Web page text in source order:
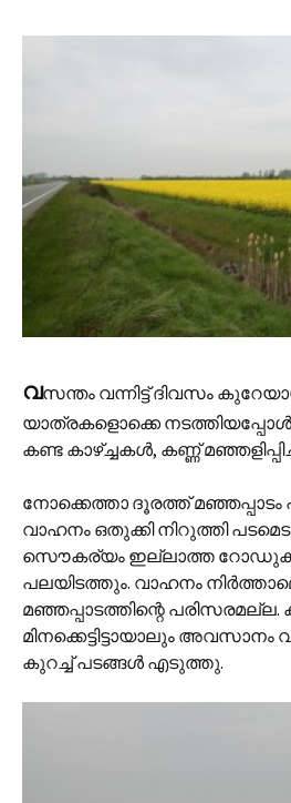
വസന്തം വന്നിട്ട് ദിവസം
യാത്രകളൊക്കെ
കണ്ട കാഴ്ച്ചകള്‍, കണ്ണ്
നോക്കെത്താ ദൂരത്ത്
വാഹനം ഒതുക്കി നിറുത്തി
സൌകര്യം ഇല്ലാത്ത
പലയിടത്തും. വാഹനം
മഞ്ഞപ്പാടത്തിന്റെ പരിസരമല്ല.
മിനക്കെട്ടിട്ടായാലും അവസാനം
കുറച്ച് പടങ്ങള്‍ എടുത്തു.